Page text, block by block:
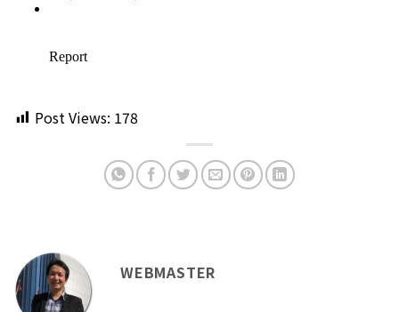
Post Views: 178
WEBMASTER